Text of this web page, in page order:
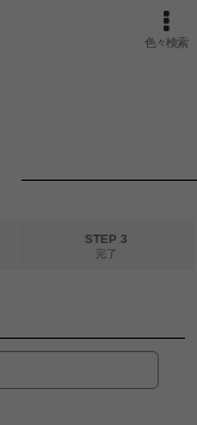
色々検索
STEP 3
完了